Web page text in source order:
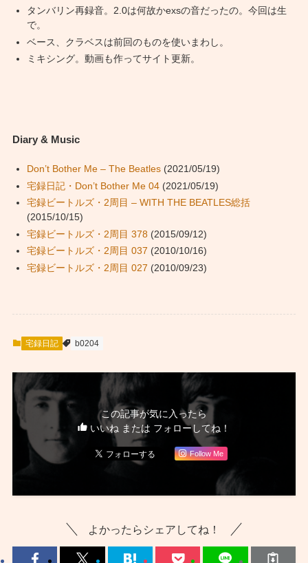
タンバリン再録音。2.0は何故かexsの音だったの。今回は生
で。
ベース、クラベスは前回のものを使いまわし。
ミキシング。動画も作ってサイト更新。
Diary & Music
Don’t Bother Me – The Beatles(2021/05/19)
宅録日記・Don’t Bother Me 04(2021/05/19)
宅録ビートルズ・2周目 – WITH THE BEATLES総括
(2015/10/15)
宅録ビートルズ・2周目 378 (2015/09/12)
宅録ビートルズ・2周目 037 (2010/10/16)
宅録ビートルズ・2周目 027 (2010/09/23)
宅録日記 b0204
この記事が気に入ったら
いいね または フォローしてね！
Follow Me
よかったらシェアしてね！